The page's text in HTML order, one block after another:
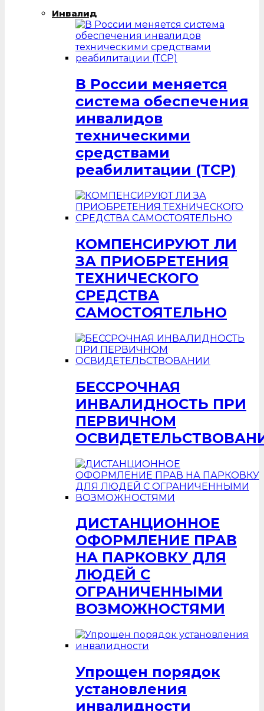
Инвалид
В России меняется
система обеспечения
инвалидов
техническими
средствами
реабилитации (ТСР)
КОМПЕНСИРУЮТ ЛИ
ЗА ПРИОБРЕТЕНИЯ
ТЕХНИЧЕСКОГО
СРЕДСТВА
САМОСТОЯТЕЛЬНО
БЕССРОЧНАЯ
ИНВАЛИДНОСТЬ ПРИ
ПЕРВИЧНОМ
ДИСТАНЦИОННОЕ
ОФОРМЛЕНИЕ ПРАВ
НА ПАРКОВКУ ДЛЯ
ЛЮДЕЙ С
ОГРАНИЧЕННЫМИ
ВОЗМОЖНОСТЯМИ
Упрощен порядок
установления
инвалидности